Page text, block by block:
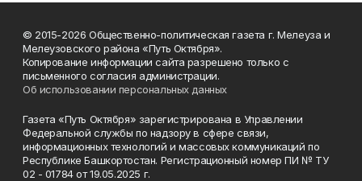
© 2015-2026 Общественно-политическая газета г. Мелеуза и
Мелеузовского района «Путь Октября».
Копирование информации сайта разрешено только с
письменного согласия администрации.
Об использовании персональных данных
Газета «Путь Октября» зарегистрирована в Управлении
Федеральной службы по надзору в сфере связи,
информационных технологий и массовых коммуникаций по
Республике Башкортостан. Регистрационный номер ПИ № ТУ
02 - 01784 от 19.05.2025 г.